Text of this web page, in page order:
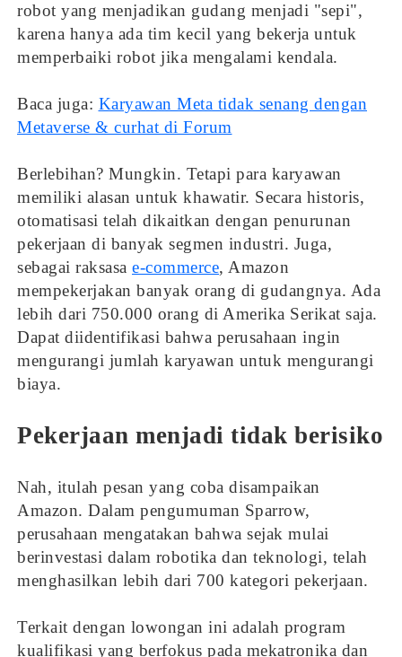
robot yang menjadikan gudang menjadi "sepi",
karena hanya ada tim kecil yang bekerja untuk
memperbaiki robot jika mengalami kendala.
Baca juga: Karyawan Meta tidak senang dengan
Metaverse & curhat di Forum
Berlebihan? Mungkin. Tetapi para karyawan
memiliki alasan untuk khawatir. Secara historis,
otomatisasi telah dikaitkan dengan penurunan
pekerjaan di banyak segmen industri. Juga,
sebagai raksasa e-commerce, Amazon
mempekerjakan banyak orang di gudangnya. Ada
lebih dari 750.000 orang di Amerika Serikat saja.
Dapat diidentifikasi bahwa perusahaan ingin
mengurangi jumlah karyawan untuk mengurangi
biaya.
Pekerjaan menjadi tidak berisiko
Nah, itulah pesan yang coba disampaikan
Amazon. Dalam pengumuman Sparrow,
perusahaan mengatakan bahwa sejak mulai
berinvestasi dalam robotika dan teknologi, telah
menghasilkan lebih dari 700 kategori pekerjaan.
Terkait dengan lowongan ini adalah program
kualifikasi yang berfokus pada mekatronika dan